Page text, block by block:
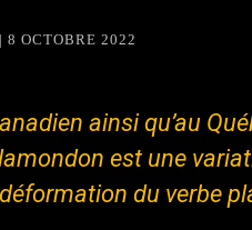
| 8 OCTOBRE 2022
ainsi qu’au
est une
du verbe